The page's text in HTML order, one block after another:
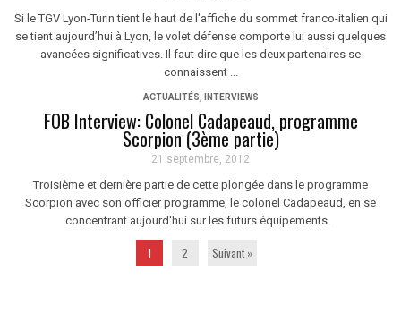
Si le TGV Lyon-Turin tient le haut de l'affiche du sommet franco-italien qui
se tient aujourd’hui à Lyon, le volet défense comporte lui aussi quelques
avancées significatives. Il faut dire que les deux partenaires se
connaissent ...
ACTUALITÉS INTERVIEWS
FOB Interview: Colonel Cadapeaud, programme
Scorpion (3ème partie)
21 septembre, 2012
Troisième et dernière partie de cette plongée dans le programme
Scorpion avec son officier programme, le colonel Cadapeaud, en se
concentrant aujourd'hui sur les futurs équipements.
1 2 Suivant »